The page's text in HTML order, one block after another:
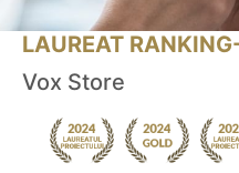
LAUREAT
Vox Store